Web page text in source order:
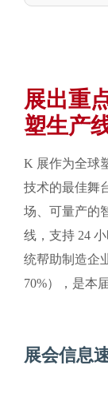
展出重
塑生产
K 展作为全球
技术的最佳舞
场、可量产的
线，支持 24
统帮助制造企
70%），是本
展会信息